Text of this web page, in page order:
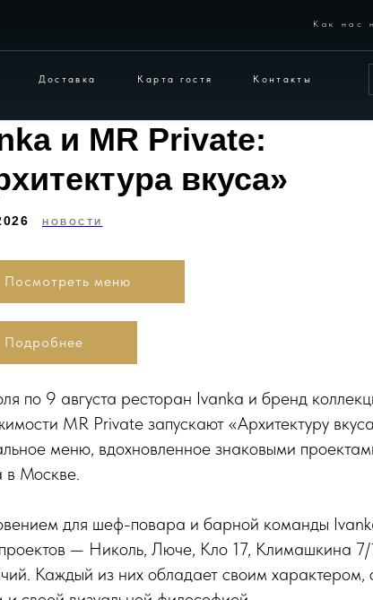
и MR Private:
вкуса»
НОВОСТИ
Посмотреть меню
Подробнее
по 9 августа ресторан Ivanka и бренд
MR Private запускают «Архитектуру
меню, вдохновленное знаковыми
в Москве.
для шеф-повара и барной команды
— Николь, Люче, Кло 17, Климашкина
Каждый из них обладает своим характером,